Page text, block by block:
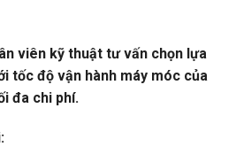
viên kỹ thuật tư vấn chọn lựa
tốc độ vận hành máy móc của
đa chi phí.